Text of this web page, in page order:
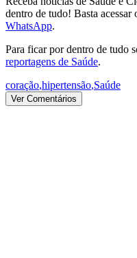
dentro de tudo! Basta acessar
WhatsApp.
Para ficar por dentro de tudo
reportagens de Saúde.
coração,hipertensão,Saúde
Ver Comentários